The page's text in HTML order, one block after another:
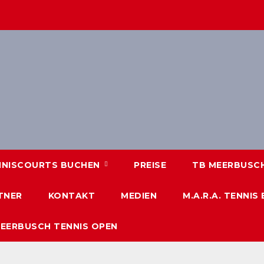
BUCHEN PREISE TB
KONTAKT MEDIEN M.A.R.A. TENNIS
TENNIS OPEN